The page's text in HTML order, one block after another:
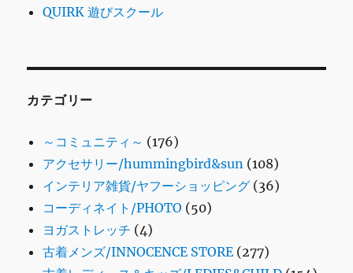
QUIRK 遊びスクール
カテゴリー
～コミュニティ～ (176)
アクセサリー/hummingbird&sun (108)
インテリア雑貨/ヤフーショッピング (36)
コーディネイト/PHOTO (50)
ヨガストレッチ (4)
古着メンズ/INNOCENCE STORE (277)